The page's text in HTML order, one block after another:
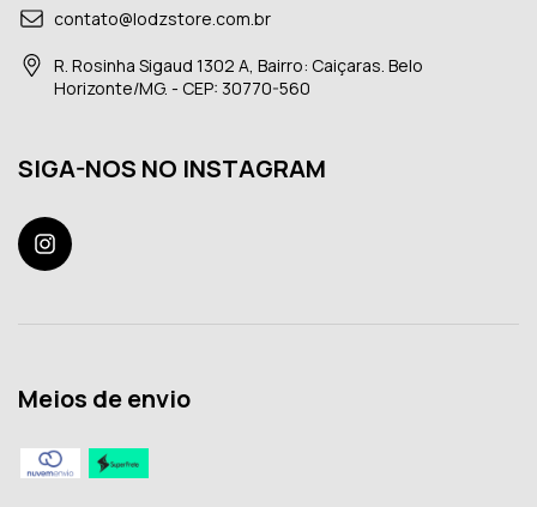
contato@lodzstore.com.br
R. Rosinha Sigaud 1302 A, Bairro: Caiçaras. Belo
Horizonte/MG. - CEP: 30770-560
SIGA-NOS NO INSTAGRAM
Meios de envio